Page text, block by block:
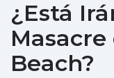
¿Está
Beach?